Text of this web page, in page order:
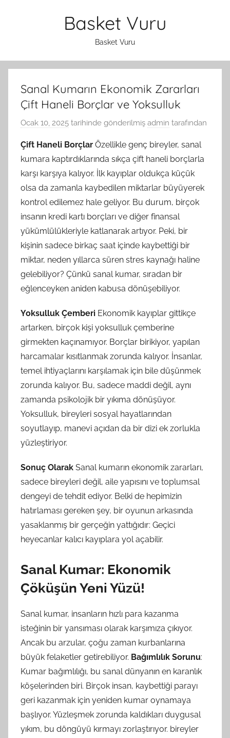
Basket Vuru
Basket Vuru
Sanal Kumarın Ekonomik Zararları
Çift Haneli Borçlar ve Yoksulluk
Ocak 10, 2025 tarihinde gönderilmiş admin tarafından
Çift Haneli Borçlar Özellikle genç bireyler, sanal
kumara kaptırdıklarında sıkça çift haneli borçlarla
karşı karşıya kalıyor. İlk kayıplar oldukça küçük
olsa da zamanla kaybedilen miktarlar büyüyerek
kontrol edilemez hale geliyor. Bu durum, birçok
insanın kredi kartı borçları ve diğer finansal
yükümlülükleriyle katlanarak artıyor. Peki, bir
kişinin sadece birkaç saat içinde kaybettiği bir
miktar, neden yıllarca süren stres kaynağı haline
gelebiliyor? Çünkü sanal kumar, sıradan bir
eğlenceyken aniden kabusa dönüşebiliyor.
Yoksulluk Çemberi Ekonomik kayıplar gittikçe
artarken, birçok kişi yoksulluk çemberine
girmekten kaçınamıyor. Borçlar birikiyor, yapılan
harcamalar kısıtlanmak zorunda kalıyor. İnsanlar,
temel ihtiyaçlarını karşılamak için bile düşünmek
zorunda kalıyor. Bu, sadece maddi değil, aynı
zamanda psikolojik bir yıkıma dönüşüyor.
Yoksulluk, bireyleri sosyal hayatlarından
soyutlayıp, manevi açıdan da bir dizi ek zorlukla
yüzleştiriyor.
Sonuç Olarak Sanal kumarın ekonomik zararları,
sadece bireyleri değil, aile yapısını ve toplumsal
dengeyi de tehdit ediyor. Belki de hepimizin
hatırlaması gereken şey, bir oyunun arkasında
yasaklanmış bir gerçeğin yattığıdır: Geçici
heyecanlar kalıcı kayıplara yol açabilir.
Sanal Kumar: Ekonomik
Çöküşün Yeni Yüzü!
Sanal kumar, insanların hızlı para kazanma
isteğinin bir yansıması olarak karşımıza çıkıyor.
Ancak bu arzular, çoğu zaman kurbanlarına
büyük felaketler getirebiliyor. Bağımlılık Sorunu:
Kumar bağımlılığı, bu sanal dünyanın en karanlık
köşelerinden biri. Birçok insan, kaybettiği parayı
geri kazanmak için yeniden kumar oynamaya
başlıyor. Yüzleşmek zorunda kaldıkları duygusal
yıkım, bu döngüyü kırmayı zorlaştırıyor. bireyler